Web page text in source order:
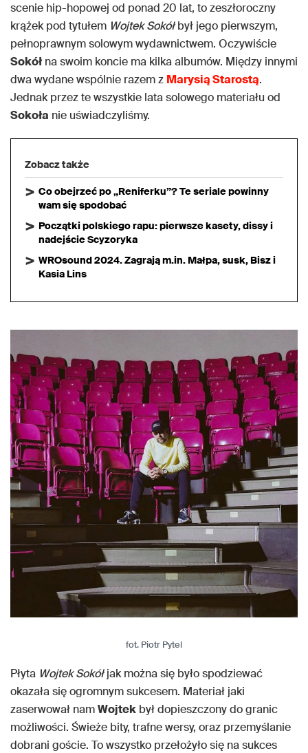
scenie hip-hopowej od ponad 20 lat, to zeszłoroczny
krążek pod tytułem Wojtek Sokółbył jego pierwszym,
pełnoprawnym solowym wydawnictwem. Oczywiście
Sokół na swoim koncie ma kilka albumów. Między innymi
dwa wydane wspólnie razem z Marysią Starostą.
Jednak przez te wszystkie lata solowego materiału od
Sokoła nie uświadczyliśmy.
Zobacz także
Co obejrzeć po „Reniferku”? Te seriale powinny
wam się spodobać
Początki polskiego rapu: pierwsze kasety, dissy i
nadejście Scyzoryka
WROsound 2024. Zagrają m.in. Małpa, susk, Bisz i
Kasia Lins
fot. Piotr Pytel
Płyta Wojtek Sokółjak można się było spodziewać
okazała się ogromnym sukcesem. Materiał jaki
zaserwował namWojtek był dopieszczony do granic
możliwości. Świeże bity, trafne wersy, oraz przemyślanie
dobrani goście. To wszystko przełożyło się na sukces